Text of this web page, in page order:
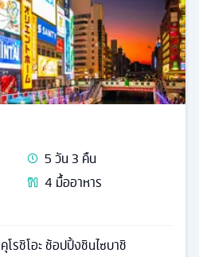
5วัน3 คืน
4 มื้ออาหาร
โรชิโอะ ช้อปปิ้งชินไซบาชิ